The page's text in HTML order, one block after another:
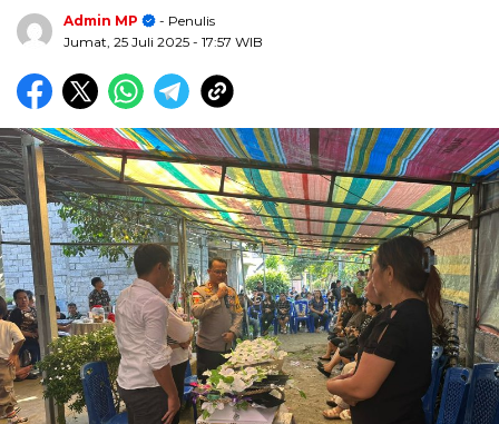
Admin MP
- Penulis
Jumat, 25 Juli 2025 - 17:57 WIB